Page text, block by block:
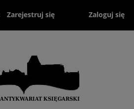
Zarejestruj się Zaloguj się